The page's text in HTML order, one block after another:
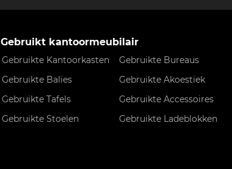
Gebruikt kantoormeubilair
Gebruikte Kantoorkasten
Gebruikte Bureaus
Gebruikte Balies
Gebruikte Akoestiek
Gebruikte Tafels
Gebruikte Accessoires
Gebruikte Stoelen
Gebruikte Ladeblokken